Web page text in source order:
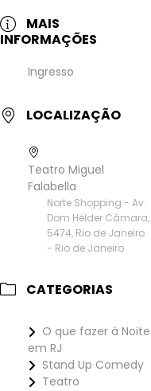
MAIS
INFORMAÇÕES
Ingresso
LOCALIZAÇÃO
Teatro Miguel
Falabella
Norte Shopping - Av.
Dom Hélder Câmara,
5474, Rio de Janeiro
- Rio de Janeiro
CATEGORIAS
O que fazer à Noite
em RJ
Stand Up Comedy
Teatro